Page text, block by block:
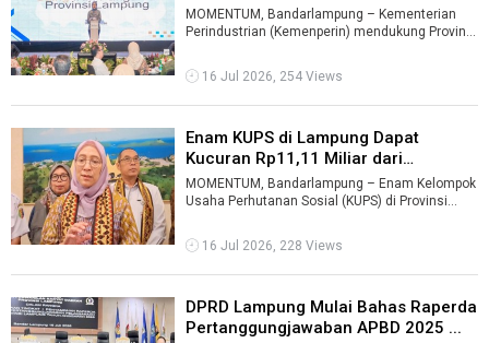
MOMENTUM, Bandarlampung – Kementerian
Perindustrian (Kemenperin) mendukung Provinsi
16 Jul 2026, 254 Views
Enam KUPS di Lampung Dapat
Kucuran Rp11,11 Miliar dari
Kementeria ...
MOMENTUM, Bandarlampung – Enam Kelompok
Usaha Perhutanan Sosial (KUPS) di Provinsi
...
16 Jul 2026, 228 Views
DPRD Lampung Mulai Bahas Raperda
Pertanggungjawaban APBD 2025 ...